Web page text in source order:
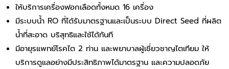
ให้บริการเครื่องฟอกเลือดทั้งหมด 16 เครื่อง
มีระบบน้ำ RO ที่ได้รับมาตรฐานและเป็นระบบ Direct Seed ที่ผลิต
น้ำที่สะอาด บริสุทธิและใช้ได้ทันที
มีอายุรแพทย์โรคไต 2 ท่าน และพยาบาลผู้เชี่ยวชาญไตเทียม ให้
บริการดูแลอย่างมีประสิทธิภาพได้มาตรฐาน และความปลอดภัย